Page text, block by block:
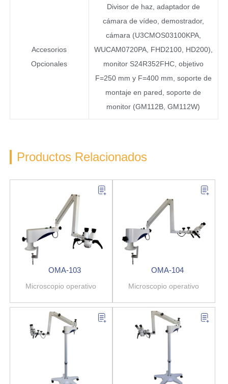
Accesorios
Opcionales
Divisor de haz, adaptador de
cámara de vídeo, demostrador,
cámara (U3CMOS03100KPA,
WUCAM0720PA, FHD2100, HD200),
monitor S24R352FHC, objetivo
F=250 mm y F=400 mm, soporte de
montaje en pared, soporte de
monitor (GM112B, GM112W)
Productos Relacionados
OMA-103
Microscopio operativo
OMA-104
Microscopio operativo